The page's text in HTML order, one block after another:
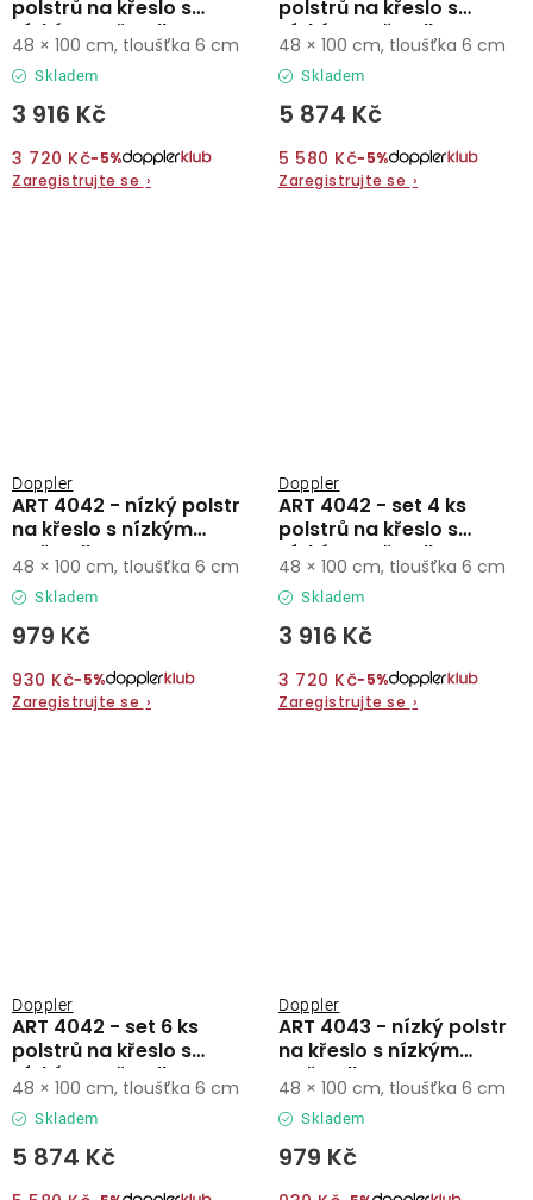
polstrů na křeslo s
nízkým opěradlem
Skladem
3 916 Kč
3 720 Kč−5%
Zaregistrujte se ›
48 × 100 cm, tloušťka 6 cm
polstrů na křeslo s
nízkým opěradlem
Skladem
5 874 Kč
5 580 Kč−5%
Zaregistrujte se ›
48 × 100 cm, tloušťka 6 cm
ART 4042 - nízký polstr
na křeslo s nízkým
opěradlem
Doppler
Skladem
979 Kč
930 Kč−5%
Zaregistrujte se ›
48 × 100 cm, tloušťka 6 cm
ART 4042 - set 4 ks
polstrů na křeslo s
nízkým opěradlem
Doppler
Skladem
3 916 Kč
3 720 Kč−5%
Zaregistrujte se ›
48 × 100 cm, tloušťka 6 cm
ART 4042 - set 6 ks
polstrů na křeslo s
nízkým opěradlem
Doppler
Skladem
5 874 Kč
48 × 100 cm, tloušťka 6 cm
ART 4043 - nízký polstr
na křeslo s nízkým
opěradlem
Doppler
Skladem
979 Kč
48 × 100 cm, tloušťka 6 cm